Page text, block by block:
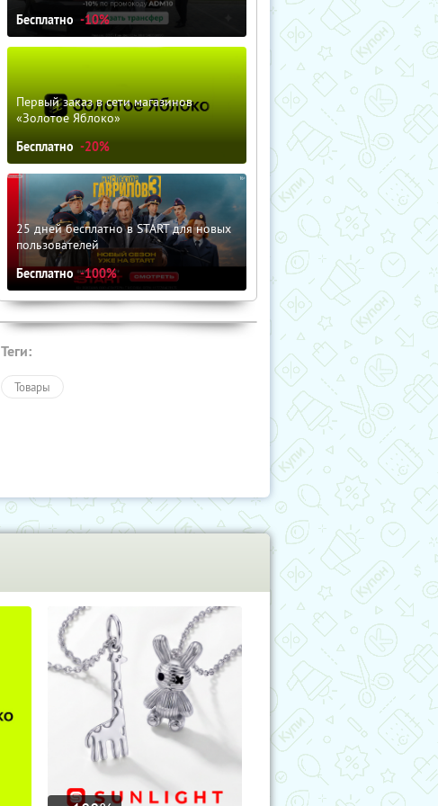
Бесплатно -10%
Первый заказ в сети магазинов
«Золотое Яблоко»
Бесплатно -20%
25 дней бесплатно в START для новых
пользователей
Бесплатно -100%
Теги:
Товары